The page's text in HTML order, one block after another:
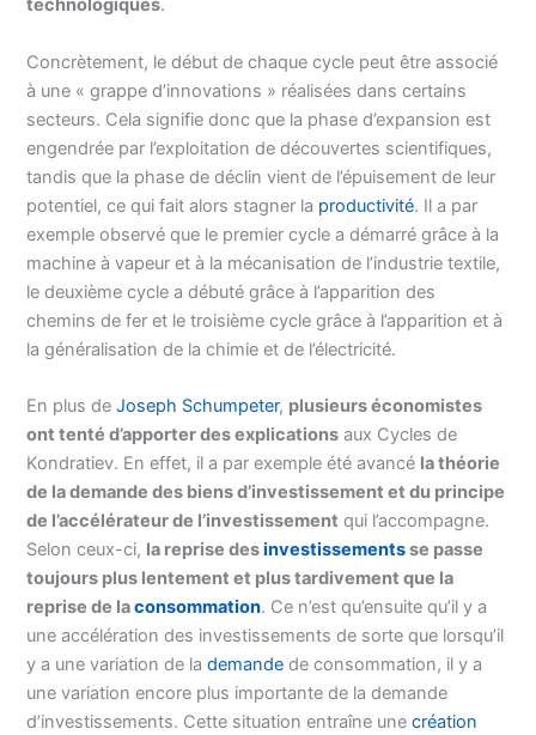
technologiques.
Concrètement, le début de chaque cycle peut être associé
à une « grappe d’innovations » réalisées dans certains
secteurs. Cela signifie donc que la phase d’expansion est
engendrée par l’exploitation de découvertes scientifiques,
tandis que la phase de déclin vient de l’épuisement de leur
potentiel, ce qui fait alors stagner la productivité. Il a par
exemple observé que le premier cycle a démarré grâce à la
machine à vapeur et à la mécanisation de l’industrie textile,
le deuxième cycle a débuté grâce à l’apparition des
chemins de fer et le troisième cycle grâce à l’apparition et à
la généralisation de la chimie et de l’électricité.
En plus deJoseph Schumpeter, plusieurs économistes
ont tenté d’apporter des explications aux Cycles de
Kondratiev. En effet, il a par exemple été avancé la théorie
de la demande des biens d’investissement et du principe
de l’accélérateur de l’investissement qui l’accompagne.
Selon ceux-ci, la reprise desinvestissementsse passe
toujours plus lentement et plus tardivement que la
reprise de laconsommation. Ce n’est qu’ensuite qu’il y a
une accélération des investissements de sorte que lorsqu’il
y a une variation de lademande de consommation, il y a
une variation encore plus importante de la demande
d’investissements. Cette situation entraîne unecréation